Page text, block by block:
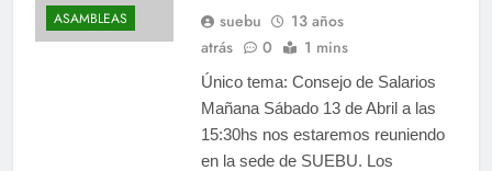
ASAMBLEAS suebu
13 años
atrás
0 1 mins
Único tema: Consejo de Salarios
Mañana Sábado 13 de Abril a las
15:30hs nos estaremos reuniendo
en la sede de SUEBU. Los